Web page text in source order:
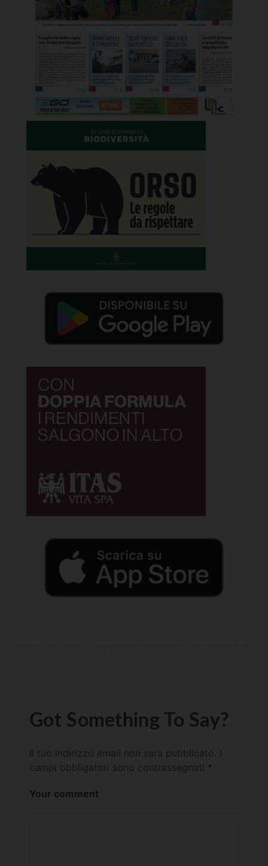
Got Something To Say?
Il tuo indirizzo email non sarà pubblicato.
campi obbligatori sono contrassegnati *
Your comment